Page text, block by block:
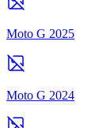
Moto G 2025
Moto G 2024